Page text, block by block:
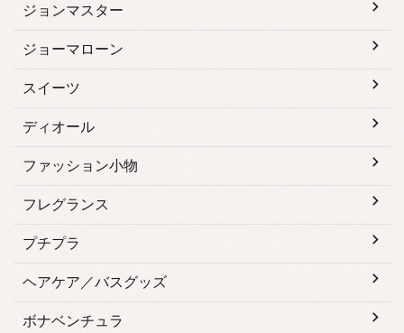
ジョンマスター
ジョーマローン
スイーツ
ディオール
ファッション小物
フレグランス
プチプラ
ヘアケア／バスグッズ
ボナベンチュラ